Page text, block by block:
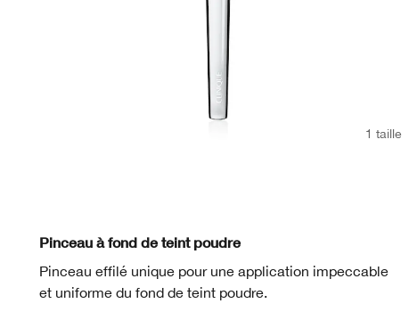
1 taille
Pinceau à fond de teint poudre
Pinceau effilé unique pour une application impeccable
et uniforme du fond de teint poudre.